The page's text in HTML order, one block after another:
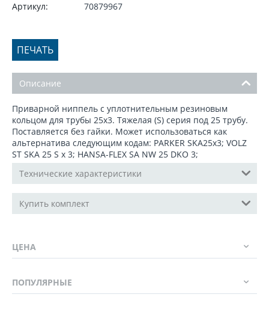
Артикул: 70879967
ПЕЧАТЬ
Описание
Приварной ниппель с уплотнительным резиновым
кольцом для трубы 25x3. Тяжелая (S) серия под 25 трубу.
Поставляется без гайки. Может использоваться как
альтернатива следующим кодам: PARKER SKA25x3; VOLZ
ST SKA 25 S x 3; HANSA-FLEX SA NW 25 DKO 3;
Технические характеристики
Купить комплект
ЦЕНА
ПОПУЛЯРНЫЕ